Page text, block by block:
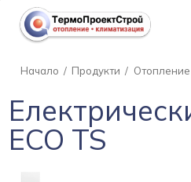
Начало / Продукти / Отопление
ECO TS